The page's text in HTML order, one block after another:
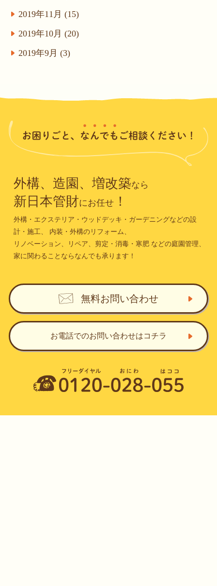
2019年11月 (15)
2019年10月 (20)
2019年9月 (3)
外構、造園、増改築なら
新日本管財にお任せ！
外構・エクステリア・ウッドデッキ・ガーデニングなどの設
計・施工、
内装・外構のリフォーム、
リノベーション、リペア、剪定・消毒・寒肥などの庭園管理、
家に関わることならなんでも承ります！
無料お問い合わせ
お電話でのお問い合わせはコチラ